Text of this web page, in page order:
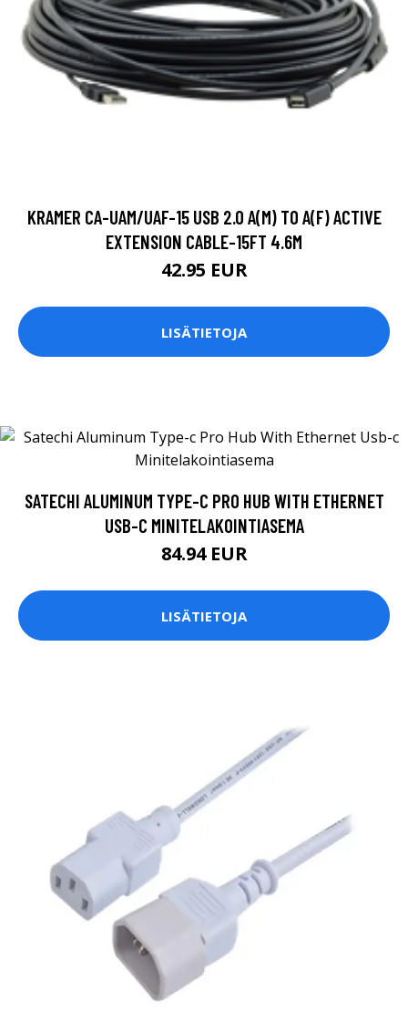
KRAMER CA-UAM/UAF-15 USB 2.0 A(M) TO A(F) ACTIVE
EXTENSION CABLE-15FT 4.6M
42.95 EUR
LISÄTIETOJA
SATECHI ALUMINUM TYPE-C PRO HUB WITH ETHERNET
USB-C MINITELAKOINTIASEMA
84.94 EUR
LISÄTIETOJA